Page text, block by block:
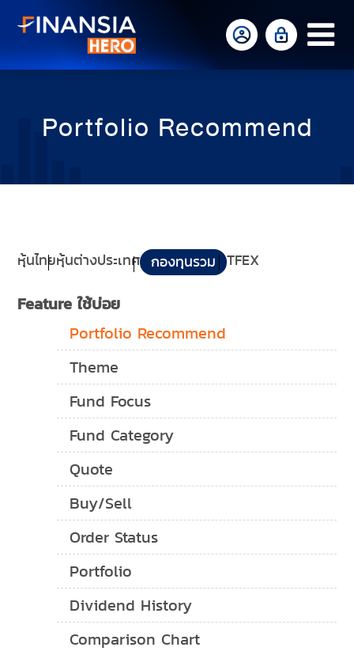
Portfolio Recommend
หุ้นไทยหุ้นต่างประเทศ กองทุนรวม TFEX
Feature ใช้บ่อย
Portfolio Recommend
Theme
Fund Focus
Fund Category
Quote
Buy/Sell
Order Status
Portfolio
Dividend History
Comparison Chart